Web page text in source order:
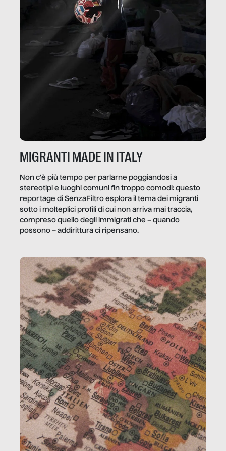
MIGRANTI MADE IN ITALY
Non c’è più tempo per parlarne poggiandosi a
stereotipi e luoghi comuni fin troppo comodi: questo
reportage di SenzaFiltro esplora il tema dei migranti
sotto i molteplici profili di cui non arriva mai traccia,
compreso quello degli immigrati che – quando
possono – addirittura ci ripensano.